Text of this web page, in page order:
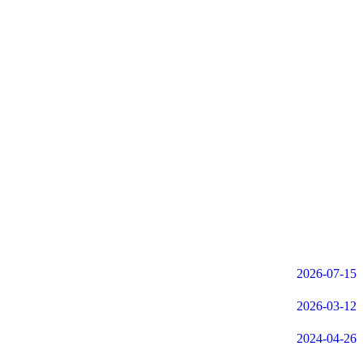
2026-07-15
2026-03-12
2024-04-26